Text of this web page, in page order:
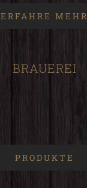
ERFAHRE MEHR
BRAUEREI
PRODUKTE